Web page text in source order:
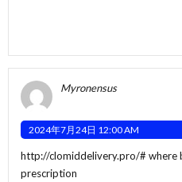
Myronensus
2024年7月24日 12:00 AM
http://clomiddelivery.pro/# where
prescription